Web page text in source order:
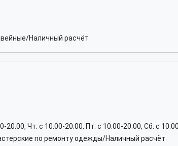
Наличный расчёт
20:00, Чт: c 10:00-20:00, Пт: c 10:00-20:00, Сб: c
по ремонту одежды/Наличный расчёт